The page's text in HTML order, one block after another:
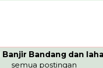
Banjir Bandang dan
semua postingan